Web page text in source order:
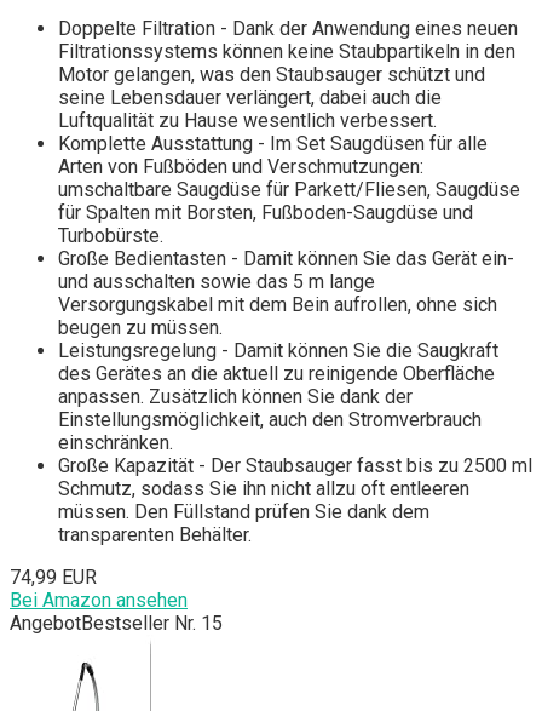
Doppelte Filtration - Dank der Anwendung eines neuen
Filtrationssystems können keine Staubpartikeln in den
Motor gelangen, was den Staubsauger schützt und
seine Lebensdauer verlängert, dabei auch die
Luftqualität zu Hause wesentlich verbessert.
Komplette Ausstattung - Im Set Saugdüsen für alle
Arten von Fußböden und Verschmutzungen:
umschaltbare Saugdüse für Parkett/Fliesen, Saugdüse
für Spalten mit Borsten, Fußboden-Saugdüse und
Turbobürste.
Große Bedientasten - Damit können Sie das Gerät ein-
und ausschalten sowie das 5 m lange
Versorgungskabel mit dem Bein aufrollen, ohne sich
beugen zu müssen.
Leistungsregelung - Damit können Sie die Saugkraft
des Gerätes an die aktuell zu reinigende Oberfläche
anpassen. Zusätzlich können Sie dank der
Einstellungsmöglichkeit, auch den Stromverbrauch
einschränken.
Große Kapazität - Der Staubsauger fasst bis zu 2500 ml
Schmutz, sodass Sie ihn nicht allzu oft entleeren
müssen. Den Füllstand prüfen Sie dank dem
transparenten Behälter.
74,99 EUR
Bei Amazon ansehen
AngebotBestseller Nr. 15